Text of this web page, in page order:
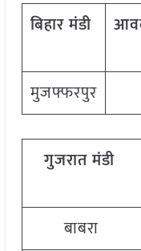
बिहार मंडी
मुजफ्फरपुर
गुजरात मंडी
बाबरा